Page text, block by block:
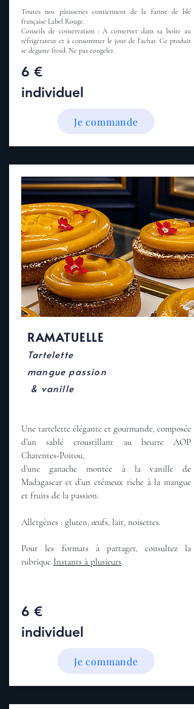
Toutes nos pâtisseries contiennent de la farine de blé
française Label Rouge.
Conseils de conservation : À conserver dans sa boîte au
réfrigérateur et à consommer le jour de l'achat. Ce produit
se déguste froid. Ne pas congeler.
6 €
individuel
Je commande
RAMATUELLE
Tartelette
mangue passion
& vanille
Une tartelette élégante et gourmande, composée
d’un sablé croustillant au beurre AOP
Charentes-Poitou,
d’une ganache montée à la vanille de
Madagascar et d’un crémeux riche à la mangue
et fruits de la passion.
Allergènes : gluten, œufs, lait, noisettes.
Pour les formats à partager, consultez la
rubrique Instants à plusieurs.
6 €
individuel
Je commande